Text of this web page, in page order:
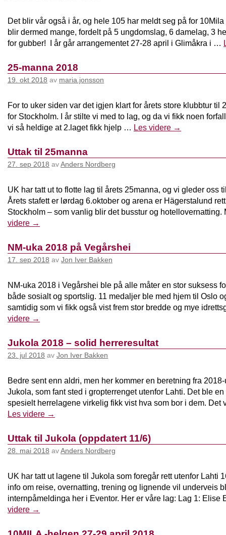
Det blir vår også i år, og hele 105 har meldt seg på for
blir dermed mange, fordelt på 5 ungdomslag, 6 damelag, 3
for gubber! I år går arrangementet 27-28 april i Glimåkra i …
25-manna 2018
19. okt 2018 av maria.jonsson
For to uker siden var det igjen klart for årets store klubbtur til
for Stockholm. I år stilte vi med to lag, og da vi fikk noen
vi så heldige at 2.laget fikk hjelp … Les videre →
Uttak til 25manna
27. sep 2018 avAnders Nordberg
UK har tatt ut to flotte lag til årets 25manna, og vi gleder oss
Årets stafett er lørdag 6.oktober og arena er Hägerstalund
Stockholm – som vanlig blir det busstur og
videre →
NM-uka 2018 på Vegårshei
17. sep 2018 av Jon Iver Bakken
NM-uka 2018 i Vegårshei ble på alle måter en stor suksess
både sosialt og sportslig. 11 medaljer ble med hjem til Oslo
samtidig som vi fikk også vist frem stor bredde og mye
videre →
Jukola 2018 – solid herreresultat
23. jul 2018 av Jon Iver Bakken
Bedre sent enn aldri, men her kommer en beretning fra
Jukola, som fant sted i gropterrenget utenfor Lahti. Det ble
spesielt herrelagene virkelig fikk vist hva som bor i dem.
Les videre →
Uttak til Jukola (oppdatert 11/6)
28. mai 2018 avAnders Nordberg
UK har tatt ut lagene til Jukola som foregår rett utenfor Lahti
info om reise, overnatting, trening og lignende vil underveis
internpåmeldinga her i Eventor. Her er våre lag: Lag 1:
videre →